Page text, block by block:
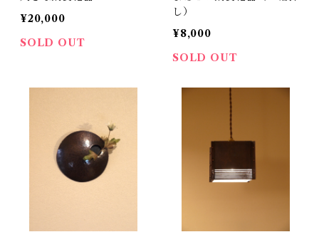
¥20,000
SOLD OUT
し）
¥8,000
SOLD OUT